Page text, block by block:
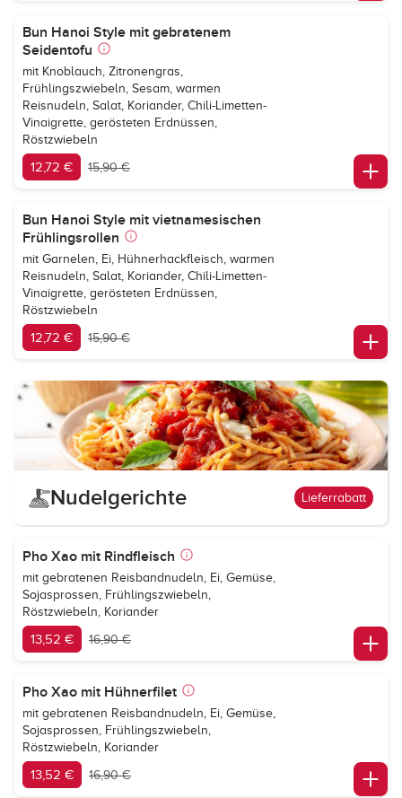
Bun Hanoi Style mit gebratenem
Seidentofu
mit Knoblauch, Zitronengras,
Frühlingszwiebeln, Sesam, warmen
Reisnudeln, Salat, Koriander, Chili-Limetten-
Vinaigrette, gerösteten Erdnüssen,
Röstzwiebeln
12,72 € 15,90 €
Bun Hanoi Style mit vietnamesischen
Frühlingsrollen
mit Garnelen, Ei, Hühnerhackfleisch, warmen
Reisnudeln, Salat, Koriander, Chili-Limetten-
Vinaigrette, gerösteten Erdnüssen,
Röstzwiebeln
12,72 € 15,90 €
Nudelgerichte Lieferrabatt
Pho Xao mit Rindfleisch
mit gebratenen Reisbandnudeln, Ei, Gemüse,
Sojasprossen, Frühlingszwiebeln,
Röstzwiebeln, Koriander
13,52 € 16,90 €
Pho Xao mit Hühnerfilet
mit gebratenen Reisbandnudeln, Ei, Gemüse,
Sojasprossen, Frühlingszwiebeln,
Röstzwiebeln, Koriander
13,52 € 16,90 €